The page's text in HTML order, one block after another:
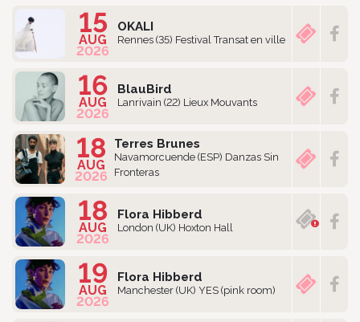
15
AUG
2026
OKALI
Rennes (35) Festival Transat en ville
16
AUG
2026
BlauBird
Lanrivain (22) Lieux Mouvants
18
AUG
2026
Terres Brunes
Navamorcuende (ESP) Danzas Sin
Fronteras
18
AUG
2026
Flora Hibberd
London (UK) Hoxton Hall
19
AUG
2026
Flora Hibberd
Manchester (UK) YES (pink room)